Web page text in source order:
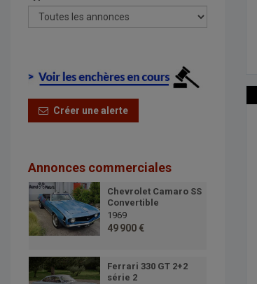
Créer une alerte
Annonces commerciales
Chevrolet Camaro SS
Convertible
1969
49 900 €
Ferrari 330 GT 2+2
série 2